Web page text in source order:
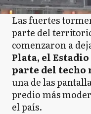
Las fuertes
parte del
comenzaron a
Plata, el
parte del techo
una de las
predio más
el país.